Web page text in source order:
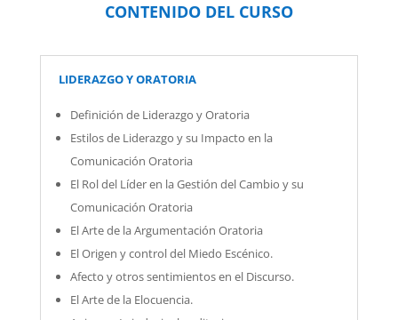
CONTENIDO DEL CURSO
LIDERAZGO Y ORATORIA
Definición de Liderazgo y Oratoria
Estilos de Liderazgo y su Impacto en la
Comunicación Oratoria
El Rol del Líder en la Gestión del Cambio y su
Comunicación Oratoria
El Arte de la Argumentación Oratoria
El Origen y control del Miedo Escénico.
Afecto y otros sentimientos en el Discurso.
El Arte de la Elocuencia.